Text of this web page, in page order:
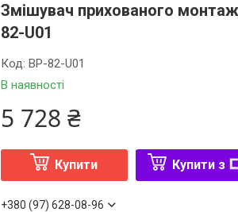
Змішувач прихованого
82-U01
В наявності
Код: BP-82-U01
5 728 ₴
Купити Купити з
+380 (97) 628-08-96